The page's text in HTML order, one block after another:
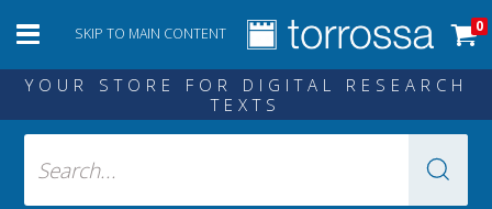
SKIP TO MAIN CONTENT 0
YOUR STORE FOR DIGITAL RESEARCH
TEXTS